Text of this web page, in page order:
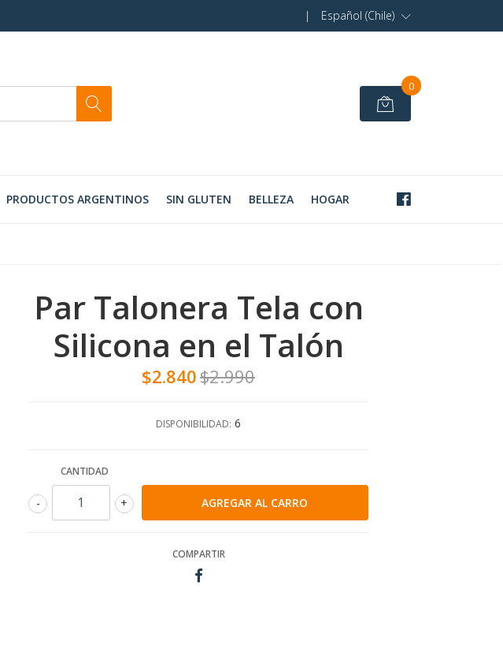
| Español (Chile)
0
PRODUCTOS ARGENTINOS SIN GLUTEN BELLEZA HOGAR
Par Talonera Tela con
Silicona en el Talón
$2.840$2.990
DISPONIBILIDAD: 6
CANTIDAD
+
-
COMPARTIR